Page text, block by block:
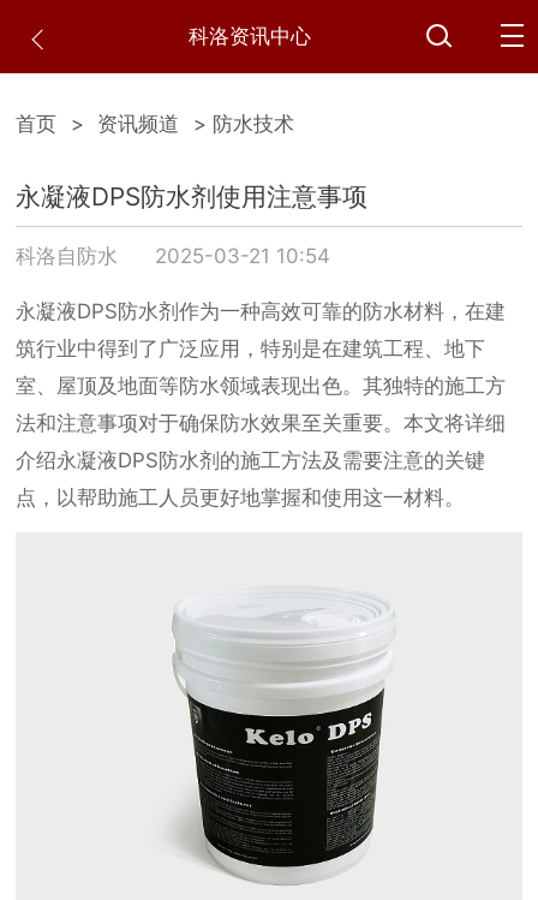
科洛资讯中心
首页 > 资讯频道 > 防水技术
永凝液DPS防水剂使用注意事项
科洛自防水 2025-03-21 10:54
永凝液DPS防水剂作为一种高效可靠的防水材料，在建
筑行业中得到了广泛应用，特别是在建筑工程、地下
室、屋顶及地面等防水领域表现出色。其独特的施工方
法和注意事项对于确保防水效果至关重要。本文将详细
介绍永凝液DPS防水剂的施工方法及需要注意的关键
点，以帮助施工人员更好地掌握和使用这一材料。